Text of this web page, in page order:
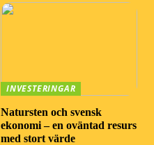
INVESTERINGAR
Natursten och svensk
ekonomi – en oväntad resurs
med stort värde